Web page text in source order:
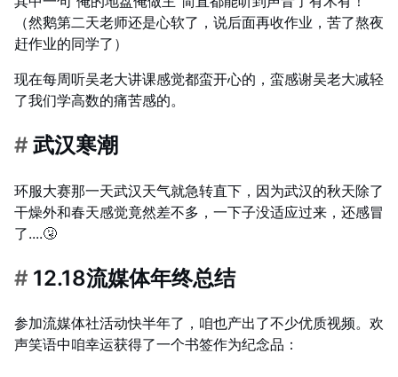
（然鹅第二天老师还是心软了，说后面再收作业，苦了熬夜
赶作业的同学了）
现在每周听吴老大讲课感觉都蛮开心的，蛮感谢吴老大减轻
了我们学高数的痛苦感的。
# 武汉寒潮
环服大赛那一天武汉天气就急转直下，因为武汉的秋天除了
干燥外和春天感觉竟然差不多，一下子没适应过来，还感冒
了....🤧
# 12.18流媒体年终总结
参加流媒体社活动快半年了，咱也产出了不少优质视频。欢
声笑语中咱幸运获得了一个书签作为纪念品：